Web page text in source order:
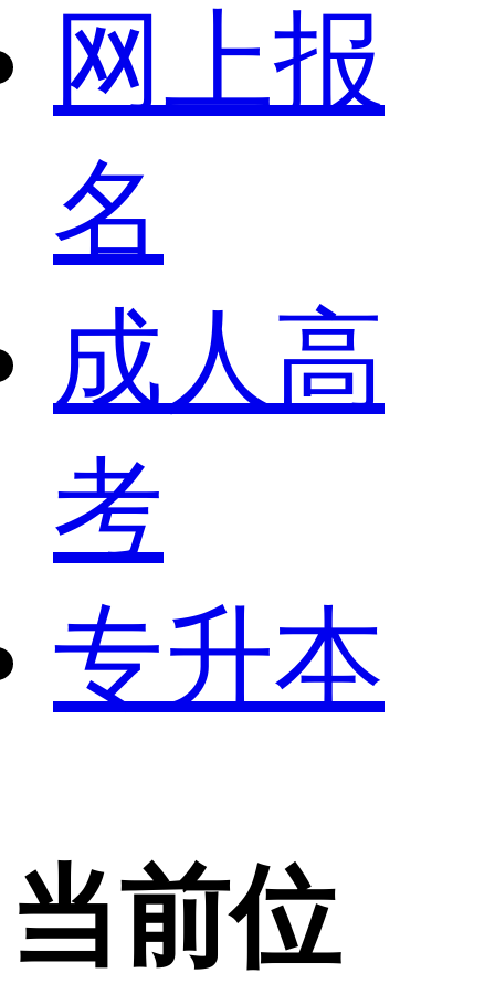
网上报
名
成人高
考
专升本
当前位